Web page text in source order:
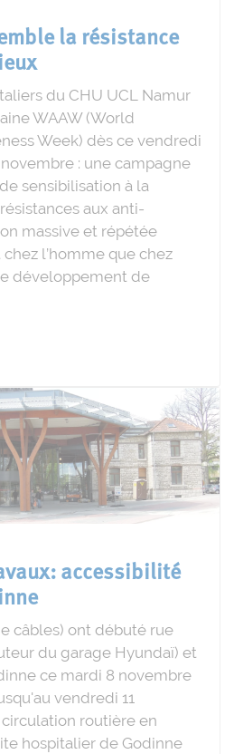
la résistance
du CHU UCL Namur
WAAW (World
Week) dès ce vendredi
novembre : une campagne
sensibilisation à la
aux anti-
massive et répétée
l’homme que chez
développement de
accessibilité
câbles) ont débuté rue
du garage Hyundaï) et
ce mardi 8 novembre
vendredi 11
circulation routière en
hospitalier de Godinne